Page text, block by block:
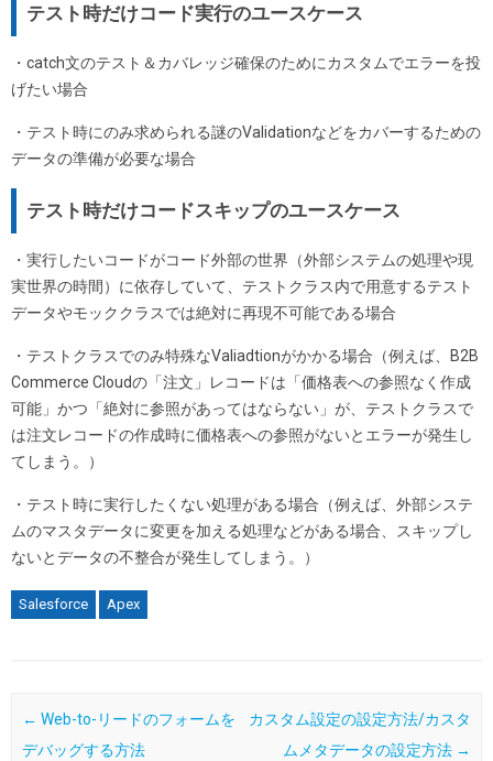
テスト時だけコード実行のユースケース
・catch文のテスト＆カバレッジ確保のためにカスタムでエラーを投
げたい場合
・テスト時にのみ求められる謎のValidationなどをカバーするための
データの準備が必要な場合
テスト時だけコードスキップのユースケース
・実行したいコードがコード外部の世界（外部システムの処理や現
実世界の時間）に依存していて、テストクラス内で用意するテスト
データやモッククラスでは絶対に再現不可能である場合
・テストクラスでのみ特殊なValiadtionがかかる場合（例えば、B2B
Commerce Cloudの「注文」レコードは「価格表への参照なく作成
可能」かつ「絶対に参照があってはならない」が、テストクラスで
は注文レコードの作成時に価格表への参照がないとエラーが発生し
てしまう。）
・テスト時に実行したくない処理がある場合（例えば、外部システ
ムのマスタデータに変更を加える処理などがある場合、スキップし
ないとデータの不整合が発生してしまう。）
Salesforce Apex
Post navigation
← Web-to-リードのフォームを
デバッグする方法
カスタム設定の設定方法/カスタ
ムメタデータの設定方法 →